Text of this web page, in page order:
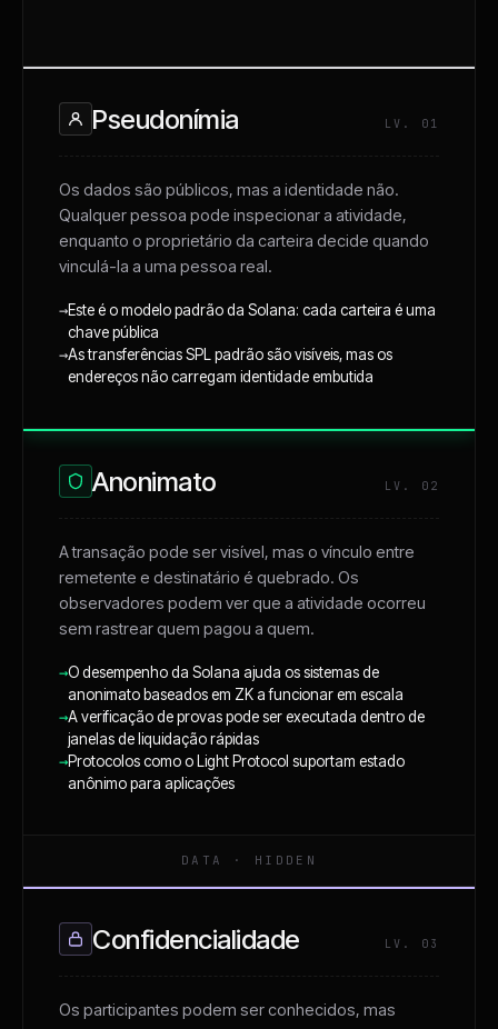
Pseudonímia LV. 01
Os dados são públicos, mas a identidade não.
Qualquer pessoa pode inspecionar a atividade,
enquanto o proprietário da carteira decide quando
vinculá-la a uma pessoa real.
→Este é o modelo padrão da Solana: cada carteira é uma
chave pública
→As transferências SPL padrão são visíveis, mas os
endereços não carregam identidade embutida
Anonimato LV. 02
A transação pode ser visível, mas o vínculo entre
remetente e destinatário é quebrado. Os
observadores podem ver que a atividade ocorreu
sem rastrear quem pagou a quem.
→O desempenho da Solana ajuda os sistemas de
anonimato baseados em ZK a funcionar em escala
→A verificação de provas pode ser executada dentro de
janelas de liquidação rápidas
→Protocolos como o Light Protocol suportam estado
anônimo para aplicações
DATA · HIDDEN
Confidencialidade LV. 03
Os participantes podem ser conhecidos, mas